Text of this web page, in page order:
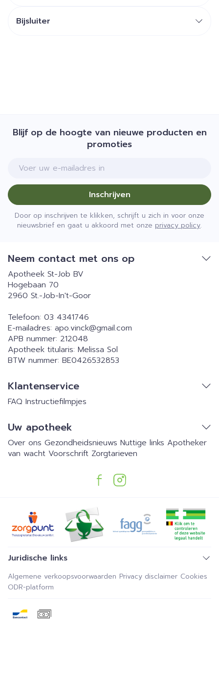
Bijsluiter
Blijf op de hoogte van nieuwe producten en
promoties
E-mail adres
Inschrijven
Door op inschrijven te klikken, schrijft u zich in voor onze
nieuwsbrief en gaat u akkoord met onze privacy policy.
Neem contact met ons op
Apotheek St-Job BV
Hogebaan 70
2960 St.-Job-In't-Goor
Telefoon: 03 4341746
E-mailadres: apo.vinck@gmail.com
APB nummer: 212048
Apotheek titularis: Melissa Sol
BTW nummer: BE0426532853
Klantenservice
FAQ Instructiefilmpjes
Uw apotheek
Over ons Gezondheidsnieuws Nuttige links Apotheker
van wacht Voorschrift Zorgtarieven
Juridische links
Algemene verkoopsvoorwaarden Privacy disclaimer Cookies
ODR-platform